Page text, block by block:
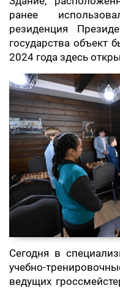
ранее
резиденция
государства объект
2024 года здесь
Сегодня в
учебно-
ведущих